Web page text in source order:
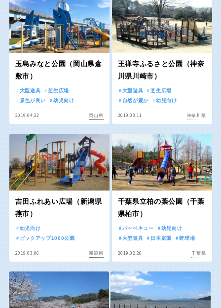
近畿
京都 大阪
和歌山
中国・四国
島根
徳島
玉島みなと公園（岡山県倉
敷市）
大型遊具
芝生広場
景色が良い
幼児向け
2019.04.22 岡山県
王禅寺ふるさと公園（神奈
川県川崎市）
大型遊具
芝生広場
自然が豊か
幼児向け
2019.03.11 神奈川県
吉田ふれあい広場（新潟県
燕市）
幼児向け
ピックアップ1000公園
2019.03.06 新潟県
千葉県立柏の葉公園（千葉
県柏市）
バーベキュー
幼児向け
大型遊具
日本庭園 野球場
2019.02.26 千葉県